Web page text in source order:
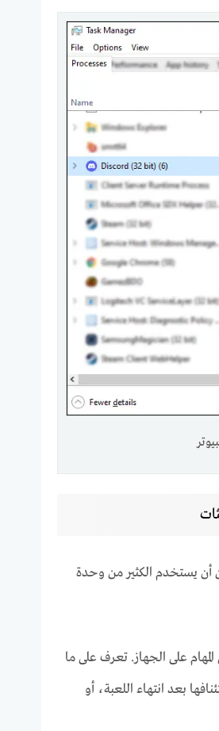
أن يستخدم الكثير من وحدة
على الجهاز. تعرف على ما
بعد انتهاء اللعبة، أو